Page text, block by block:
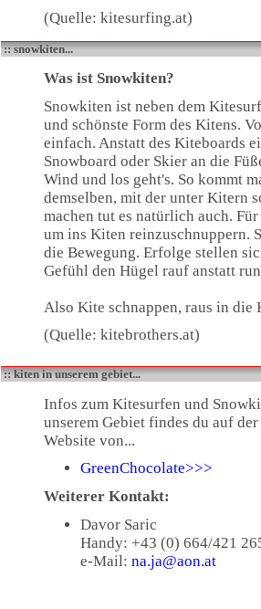
(Quelle: kitesurfing.at)
:: snowkiten...
Was ist Snowkiten?
Snowkiten ist neben dem
und schönste Form des Kitens.
einfach. Anstatt des Kiteboards
Snowboard oder Skier an die
Wind und los geht's. So kommt
demselben, mit der unter Kitern
machen tut es natürlich auch.
um ins Kiten reinzuschnuppern.
die Bewegung. Erfolge stellen
Gefühl den Hügel rauf anstatt
Also Kite schnappen, raus in die
(Quelle: kitebrothers.at)
:: kiten in unserem gebiet...
Infos zum Kitesurfen und
unserem Gebiet findes du auf der
Website von...
GreenChocolate>>>
Weiterer Kontakt:
Davor Saric
Handy: +43 (0) 664/421
e-Mail: na.ja@aon.at